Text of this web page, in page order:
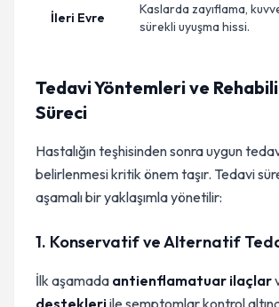
İleri Evre
Kaslarda zayıflama,
sürekli uyuşma hissi.
Tedavi Yöntemleri ve
Süreci
Hastalığın teşhisinden sonra uygun
belirlenmesi kritik önem taşır. Tedavi
aşamalı bir yaklaşımla yönetilir:
1. Konservatif ve Alternatif
İlk aşamada antienflamatuar ilaçlar
destekleriile semptomlar kontrol